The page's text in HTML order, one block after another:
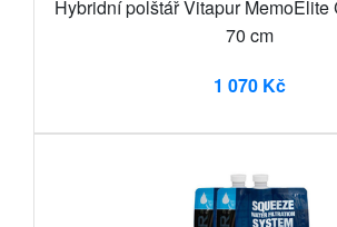
Hybridní polštář Vitapur MemoElite
70 cm
1 070 Kč